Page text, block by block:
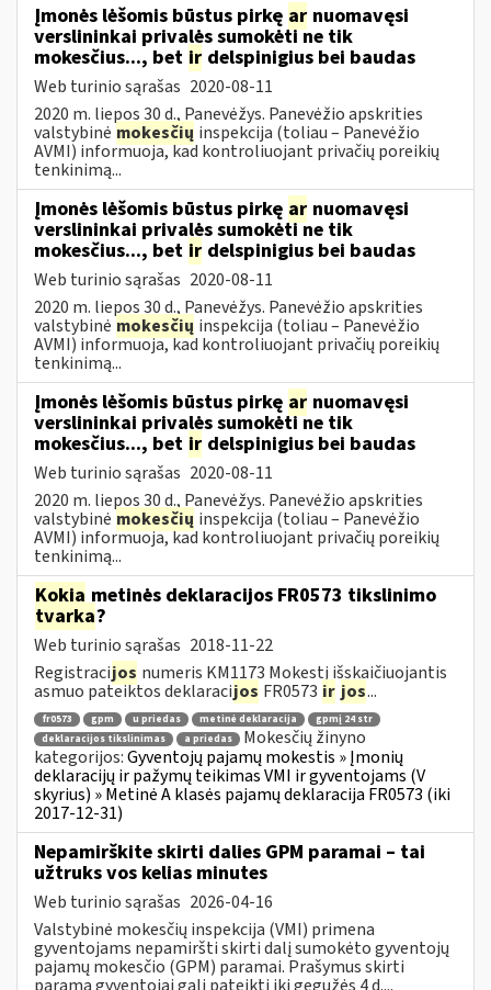
Įmonės lėšomis būstus pirkę ar nuomavęsi
verslininkai privalės sumokėti ne tik
mokesčius..., bet ir delspinigius bei baudas
Web turinio sąrašas 2020-08-11
2020 m. liepos 30 d., Panevėžys. Panevėžio apskrities
valstybinė mokesčių inspekcija (toliau – Panevėžio
AVMI) informuoja, kad kontroliuojant privačių poreikių
tenkinimą...
Įmonės lėšomis būstus pirkę ar nuomavęsi
verslininkai privalės sumokėti ne tik
mokesčius..., bet ir delspinigius bei baudas
Web turinio sąrašas 2020-08-11
2020 m. liepos 30 d., Panevėžys. Panevėžio apskrities
valstybinė mokesčių inspekcija (toliau – Panevėžio
AVMI) informuoja, kad kontroliuojant privačių poreikių
tenkinimą...
Įmonės lėšomis būstus pirkę ar nuomavęsi
verslininkai privalės sumokėti ne tik
mokesčius..., bet ir delspinigius bei baudas
Web turinio sąrašas 2020-08-11
2020 m. liepos 30 d., Panevėžys. Panevėžio apskrities
valstybinė mokesčių inspekcija (toliau – Panevėžio
AVMI) informuoja, kad kontroliuojant privačių poreikių
tenkinimą...
Kokia metinės deklaracijos FR0573 tikslinimo
tvarka?
Web turinio sąrašas 2018-11-22
Registracijos numeris KM1173 Mokestį išskaičiuojantis
asmuo pateiktos deklaracijos FR0573 ir jos...
fr0573 gpm u priedas metinė deklaracija
gpmį 24 str
deklaracijos tikslinimas
a priedas
Mokesčių žinyno
kategorijos:Gyventojų pajamų mokestis » Įmonių
deklaracijų ir pažymų teikimas VMI ir gyventojams (V
skyrius) » Metinė A klasės pajamų deklaracija FR0573 (iki
2017-12-31)
Nepamirškite skirti dalies GPM paramai – tai
užtruks vos kelias minutes
Web turinio sąrašas 2026-04-16
Valstybinė mokesčių inspekcija (VMI) primena
gyventojams nepamiršti skirti dalį sumokėto gyventojų
pajamų mokesčio (GPM) paramai. Prašymus skirti
paramą gyventojai gali pateikti iki gegužės 4 d....